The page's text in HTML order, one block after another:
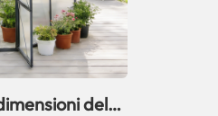
della